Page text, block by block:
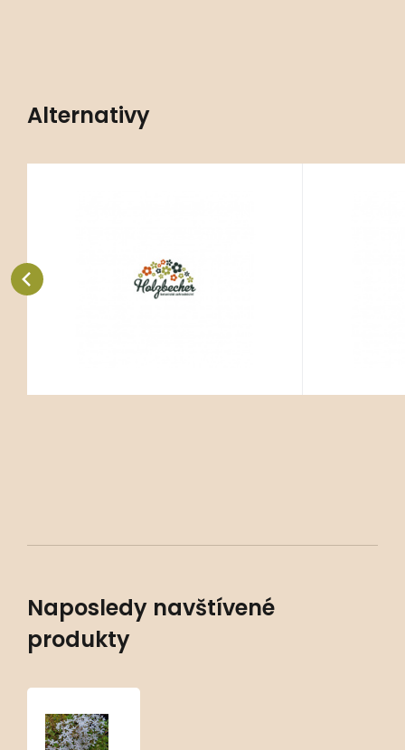
Alternativy
Oblíbený
Porovnat
- skalní kamenité rohože se sušší
půdou, SF1 - skalní štěrbiny na
Naposledy navštívené
produkty